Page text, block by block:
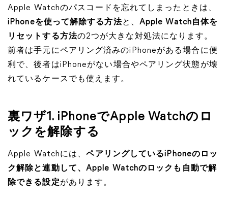
Apple Watchのパスコードを忘れてしまったときは、
iPhoneを使って解除する方法と、 Apple Watch自体を
リセットする方法の2つが大きな対処法になります。
前者は手元にペアリング済みのiPhoneがある場合に便
利で、後者はiPhoneがない場合やペアリング状態が壊
れているケースでも使えます。
裏ワザ1. iPhoneでApple Watchのロ
ックを解除する
Apple Watchには、ペアリングしているiPhoneのロッ
ク解除と連動して、Apple Watchのロックも自動で解
除できる設定があります。